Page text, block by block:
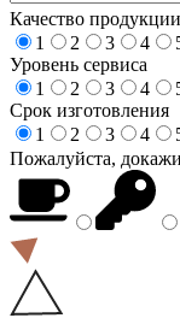
Качество продукции
1
2 3 4
Уровень сервиса
1
2 3 4
Срок изготовления
1
2 3 4
Пожалуйста,